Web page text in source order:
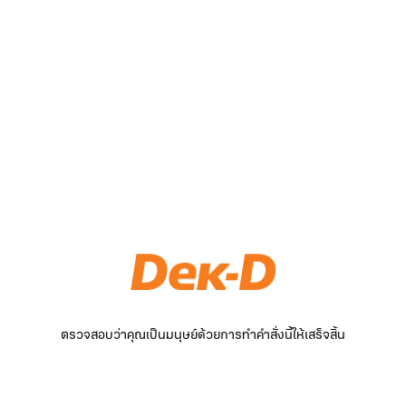
ตรวจสอบว่าคุณเป็นมนุษย์ด้วยการทำคำสั่งนี้ให้เสร็จสิ้น